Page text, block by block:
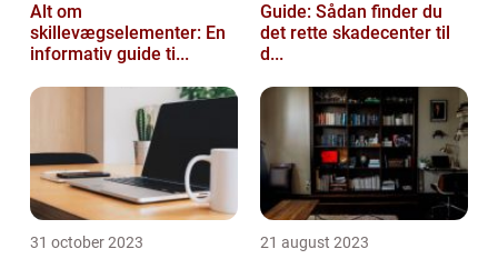
Alt om
skillevægselementer: En
informativ guide ti...
Guide: Sådan finder du
det rette skadecenter til
d...
31 october 2023 21 august 2023